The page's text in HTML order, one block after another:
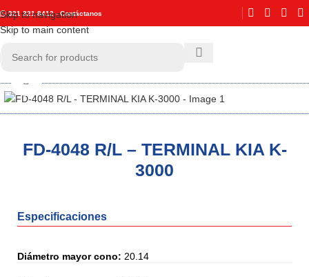
Skip to navigation
Skip to main content
321 321 8412 - Contáctanos
Click to enlarge
FD-4048 R/L – TERMINAL KIA K-
3000
Especificaciones
Diámetro mayor cono: 20.14